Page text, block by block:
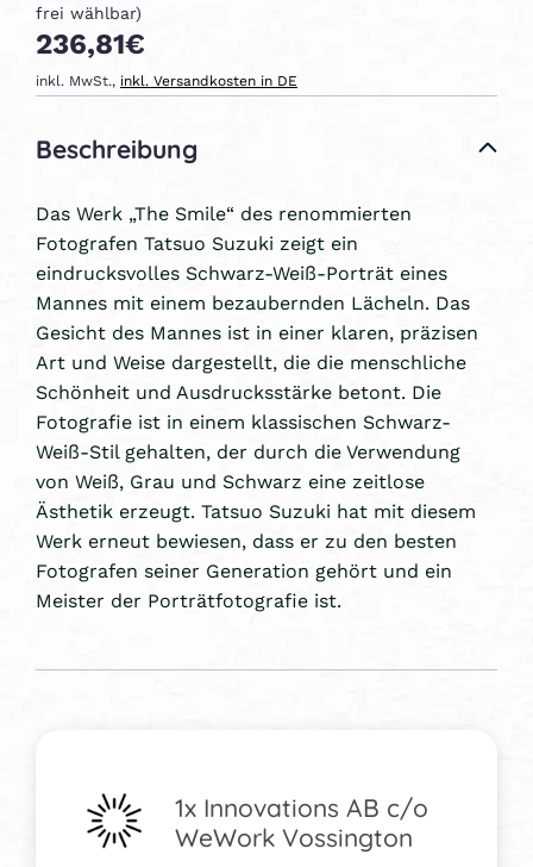
frei wählbar)
236,81€
inkl. MwSt., inkl. Versandkosten in DE
Beschreibung
Das Werk „The Smile“ des renommierten
Fotografen Tatsuo Suzuki zeigt ein
eindrucksvolles Schwarz-Weiß-Porträt eines
Mannes mit einem bezaubernden Lächeln. Das
Gesicht des Mannes ist in einer klaren, präzisen
Art und Weise dargestellt, die die menschliche
Schönheit und Ausdrucksstärke betont. Die
Fotografie ist in einem klassischen Schwarz-
Weiß-Stil gehalten, der durch die Verwendung
von Weiß, Grau und Schwarz eine zeitlose
Ästhetik erzeugt. Tatsuo Suzuki hat mit diesem
Werk erneut bewiesen, dass er zu den besten
Fotografen seiner Generation gehört und ein
Meister der Porträtfotografie ist.
1x Innovations AB c/o
WeWork Vossington